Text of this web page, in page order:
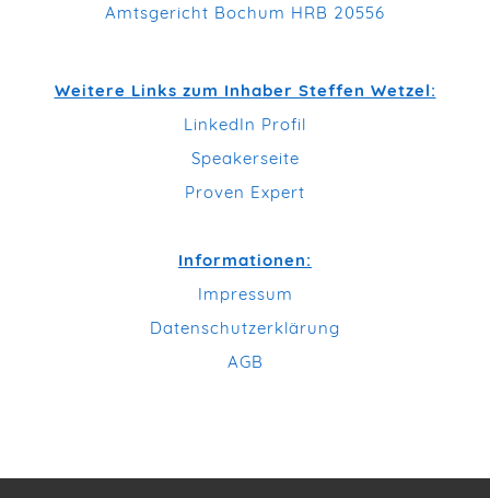
Amtsgericht Bochum HRB 20556
Weitere Links zum Inhaber Steffen Wetzel:
LinkedIn Profil
Speakerseite
Proven Expert
Informationen:
Impressum
Datenschutzerklärung
AGB